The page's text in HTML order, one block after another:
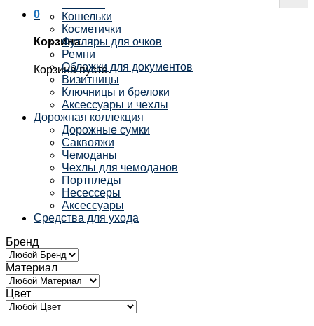
0
Корзина
Корзина пуста.
Кошельки
Косметички
Футляры для очков
Ремни
Обложки для документов
Визитницы
Ключницы и брелоки
Аксессуары и чехлы
Дорожная коллекция
Дорожные сумки
Саквояжи
Чемоданы
Чехлы для чемоданов
Портпледы
Несессеры
Аксессуары
Средства для ухода
Бренд
Материал
Цвет